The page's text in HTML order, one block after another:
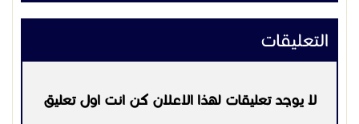
التعليقات
لا يوجد تعليقات لهذا الاعلان كن انت اول تعليق